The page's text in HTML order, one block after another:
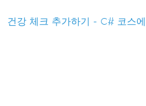
건강 체크 추가하기 - C# 코스